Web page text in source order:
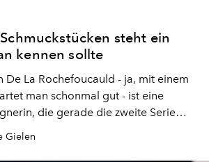
steht ein
kennen sollte
De La Rochefoucauld - ja, mit einem
man schonmal gut - ist eine
die gerade die zweite Serie
Hauses Dauphin ins Leben
Gielen